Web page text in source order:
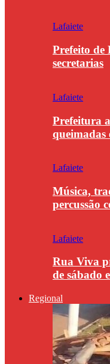
Lafaiete
Prefeito de
secretarias
Lafaiete
Prefeitura
queimadas
Lafaiete
Música,
percussão
Lafaiete
Rua Viva
de sábado
Regional